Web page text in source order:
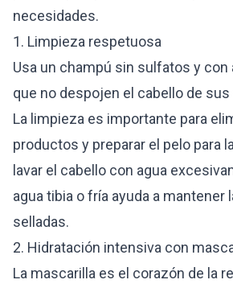
necesidades.
1. Limpieza respetuosa
Usa un champú sin sulfatos y
que no despojen el cabello de
La limpieza es importante para
productos y preparar el pelo para
lavar el cabello con agua
agua tibia o fría ayuda a mantener
selladas.
2. Hidratación intensiva con
La mascarilla es el corazón de la